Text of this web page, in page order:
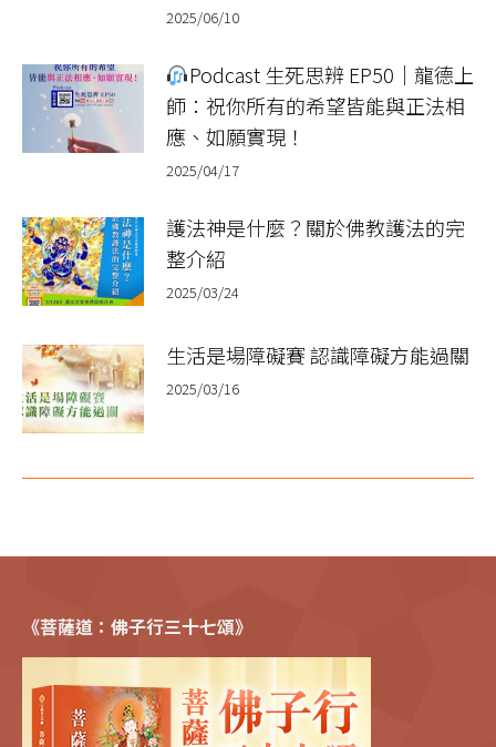
2025/06/10
Podcast 生死思辨 EP50｜龍德上
師：祝你所有的希望皆能與正法相
應、如願實現！
2025/04/17
護法神是什麼？關於佛教護法的完
整介紹
2025/03/24
生活是場障礙賽 認識障礙方能過關
2025/03/16
《菩薩道：佛子行三十七頌》